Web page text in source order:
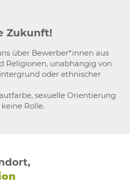
Zukunft!
über Bewerber*innen aus
Religionen, unabhängig von
oder ethnischer
sexuelle Orientierung
Rolle.